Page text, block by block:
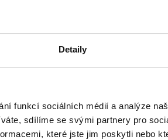
Detaily
funkcí sociálních médií a analýze
sdílíme se svými partnery pro
které jste jim poskytli nebo